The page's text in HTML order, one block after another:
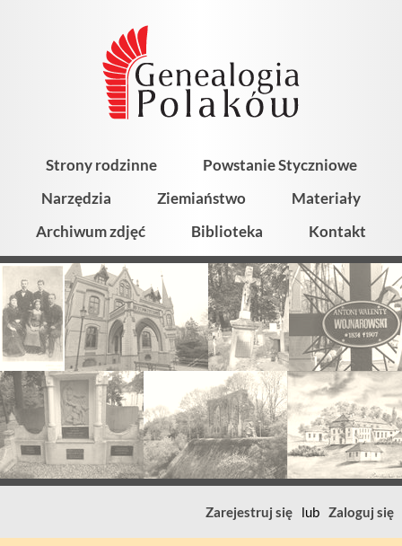
Strony rodzinne
Powstanie Styczniowe
Narzędzia
Ziemiaństwo
Materiały
Archiwum zdjęć
Biblioteka Kontakt
Zarejestruj się lub Zaloguj się